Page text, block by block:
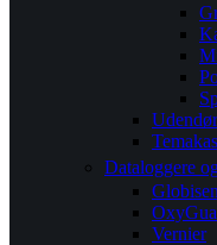
Dataloggere
Vernier